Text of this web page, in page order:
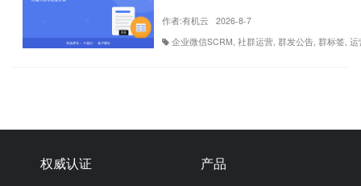
作者:有机云
2026-8-7
企业微信SCRM, 社群运营, 群发公告, 群标签, 运
权威认证 产品